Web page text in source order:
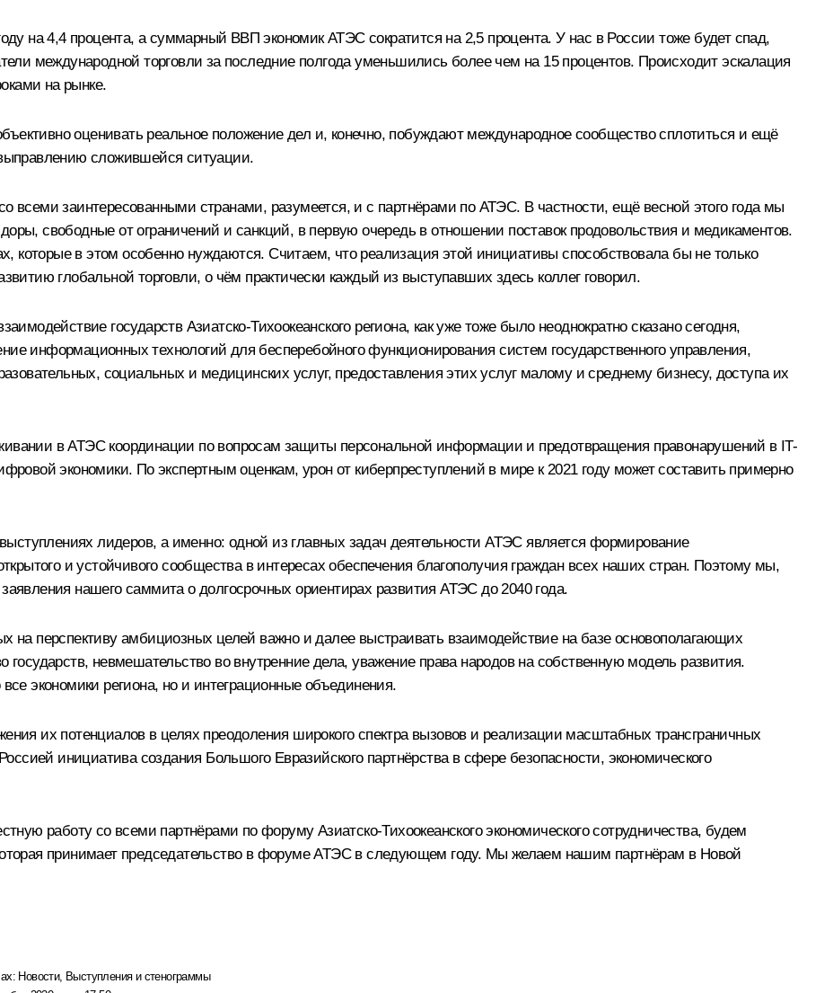
на 4,4 процента, а суммарный ВВП экономик АТЭС сократится на 2,5 процента. У нас в России тоже будет спад,
международной торговли за последние полгода уменьшились более чем на 15 процентов. Происходит эскалация
на рынке.
оценивать реальное положение дел и, конечно, побуждают международное сообщество сплотиться и ещё
сложившейся ситуации.
всеми заинтересованными странами, разумеется, и с партнёрами по АТЭС. В частности, ещё весной этого года мы
свободные от ограничений и санкций, в первую очередь в отношении поставок продовольствия и медикаментов.
которые в этом особенно нуждаются. Считаем, что реализация этой инициативы способствовала бы не только
глобальной торговли, о чём практически каждый из выступавших здесь коллег говорил.
государств Азиатско-Тихоокеанского региона, как уже тоже было неоднократно сказано сегодня,
информационных технологий для бесперебойного функционирования систем государственного управления,
социальных и медицинских услуг, предоставления этих услуг малому и среднему бизнесу, доступа их
в АТЭС координации по вопросам защиты персональной информации и предотвращения правонарушений в IT-
экономики. По экспертным оценкам, урон от киберпреступлений в мире к 2021 году может составить примерно
лидеров, а именно: одной из главных задач деятельности АТЭС является формирование
и устойчивого сообщества в интересах обеспечения благополучия граждан всех наших стран. Поэтому мы,
нашего саммита о долгосрочных ориентирах развития АТЭС до 2040 года.
на перспективу амбициозных целей важно и далее выстраивать взаимодействие на базе основополагающих
невмешательство во внутренние дела, уважение права народов на собственную модель развития.
экономики региона, но и интеграционные объединения.
их потенциалов в целях преодоления широкого спектра вызовов и реализации масштабных трансграничных
инициатива создания Большого Евразийского партнёрства в сфере безопасности, экономического
работу со всеми партнёрами по форуму Азиатско-Тихоокеанского экономического сотрудничества, будем
принимает председательство в форуме АТЭС в следующем году. Мы желаем нашим партнёрам в Новой
Новости, Выступления и стенограммы